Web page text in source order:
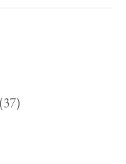
(37)